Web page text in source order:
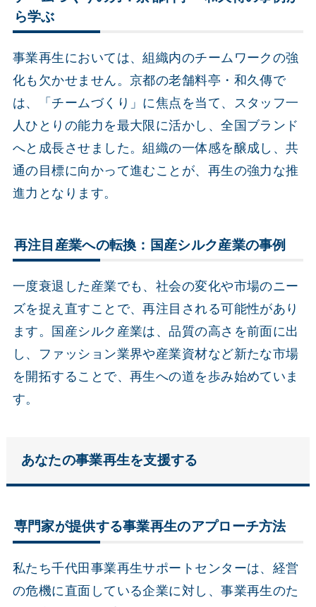
ら学ぶ
事業再生においては、組織内のチームワークの強
化も欠かせません。京都の老舗料亭・和久傳で
は、「チームづくり」に焦点を当て、スタッフ一
人ひとりの能力を最大限に活かし、全国ブランド
へと成長させました。組織の一体感を醸成し、共
通の目標に向かって進むことが、再生の強力な推
進力となります。
再注目産業への転換：国産シルク産業の事例
一度衰退した産業でも、社会の変化や市場のニー
ズを捉え直すことで、再注目される可能性があり
ます。国産シルク産業は、品質の高さを前面に出
し、ファッション業界や産業資材など新たな市場
を開拓することで、再生への道を歩み始めていま
す。
あなたの事業再生を支援する
専門家が提供する事業再生のアプローチ方法
私たち千代田事業再生サポートセンターは、経営
の危機に直面している企業に対し、事業再生のた